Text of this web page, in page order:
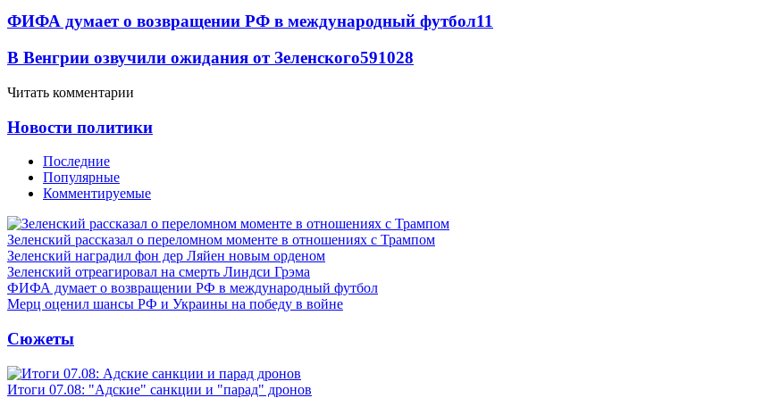
ФИФА думает о возвращении РФ в международный футбол11
В Венгрии озвучили ожидания от Зеленского591028
Читать комментарии
Новости политики
Последние
Популярные
Комментируемые
Зеленский рассказал о переломном моменте в отношениях с Трампом
Зеленский наградил фон дер Ляйен новым орденом
Зеленский отреагировал на смерть Линдси Грэма
ФИФА думает о возвращении РФ в международный футбол
Мерц оценил шансы РФ и Украины на победу в войне
Сюжеты
Итоги 07.08: "Адские" санкции и "парад" дронов